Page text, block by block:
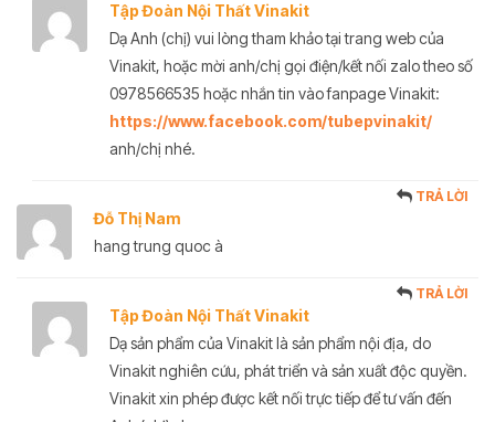
Tập Đoàn Nội Thất Vinakit
Dạ Anh (chị) vui lòng tham khảo tại trang web của
Vinakit, hoặc mời anh/chị gọi điện/kết nối zalo theo số
0978566535 hoặc nhắn tin vào fanpage Vinakit:
https://www.facebook.com/tubepvinakit/
anh/chị nhé.
Đỗ Thị Nam
TRẢ LỜI
hang trung quoc à
Tập Đoàn Nội Thất Vinakit
TRẢ LỜI
Dạ sản phẩm của Vinakit là sản phẩm nội địa, do
Vinakit nghiên cứu, phát triển và sản xuất độc quyền.
Vinakit xin phép được kết nối trực tiếp để tư vấn đến